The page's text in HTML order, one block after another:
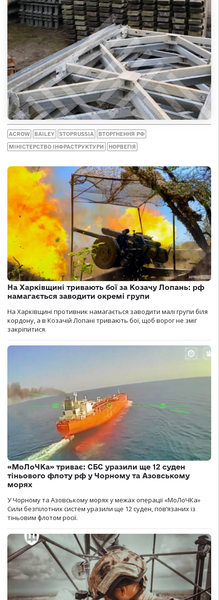
ACROW BAILEY STOPRUSSIA ВТОРГНЕННЯ РФ
МІНІСТЕРСТВО ІНФРАСТРУКТУРИ НОРВЕГІЯ
На Харківщині тривають бої за Козачу Лопань: рф
намагається заводити окремі групи
На Харківщині противник намагається заводити малі групи біля
кордону, а в Козачій Лопані тривають бої, щоб ворог не зміг
закріпитися.
«МоЛоЧКа» триває: СБС уразили ще 12 суден
тіньового флоту рф у Чорному та Азовському
морях
У Чорному та Азовському морях у межах операції «МоЛоЧКа»
Сили безпілотних систем уразили ще 12 суден, пов’язаних із
тіньовим флотом росії.